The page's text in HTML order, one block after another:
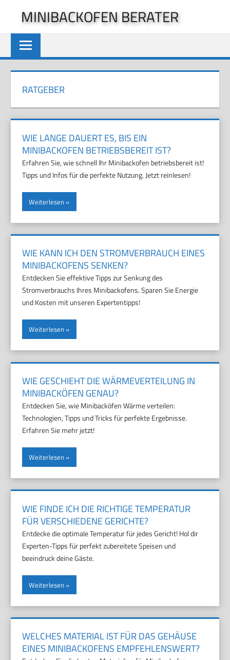
springen
MINIBACKOFEN BERATER
RATGEBER
WIE LANGE DAUERT ES, BIS EIN
MINIBACKOFEN BETRIEBSBEREIT IST?
Erfahren Sie, wie schnell Ihr Minibackofen betriebsbereit ist!
Tipps und Infos für die perfekte Nutzung. Jetzt reinlesen!
Weiterlesen
WIE KANN ICH DEN STROMVERBRAUCH EINES
MINIBACKOFENS SENKEN?
Entdecken Sie effektive Tipps zur Senkung des
Stromverbrauchs Ihres Minibackofens. Sparen Sie Energie
und Kosten mit unseren Expertentipps!
Weiterlesen
WIE GESCHIEHT DIE WÄRMEVERTEILUNG IN
MINIBACKÖFEN GENAU?
Entdecken Sie, wie Minibacköfen Wärme verteilen:
Technologien, Tipps und Tricks für perfekte Ergebnisse.
Erfahren Sie mehr jetzt!
Weiterlesen
WIE FINDE ICH DIE RICHTIGE TEMPERATUR
FÜR VERSCHIEDENE GERICHTE?
Entdecke die optimale Temperatur für jedes Gericht! Hol dir
Experten-Tipps für perfekt zubereitete Speisen und
beeindruck deine Gäste.
Weiterlesen
WELCHES MATERIAL IST FÜR DAS GEHÄUSE
EINES MINIBACKOFENS EMPFEHLENSWERT?